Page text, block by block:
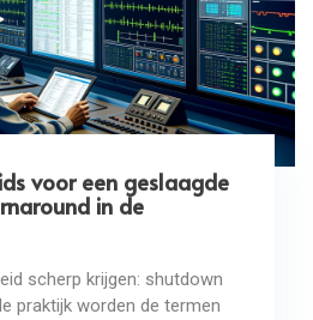
voor een geslaagde
in de
scherp krijgen: shutdown
praktijk worden de termen